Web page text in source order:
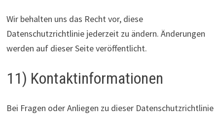
Wir behalten uns das Recht vor, diese
Datenschutzrichtlinie jederzeit zu ändern. Änderungen
werden auf dieser Seite veröffentlicht.
11) Kontaktinformationen
Bei Fragen oder Anliegen zu dieser Datenschutzrichtlinie